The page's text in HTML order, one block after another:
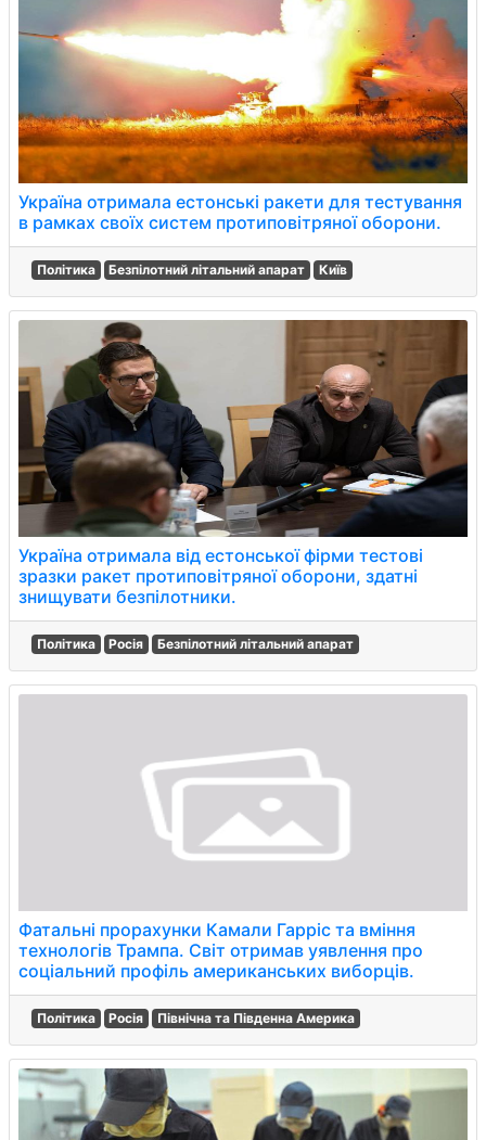
Україна отримала естонські ракети для тестування
в рамках своїх систем протиповітряної оборони.
Політика Безпілотний літальний апарат Київ
Україна отримала від естонської фірми тестові
зразки ракет протиповітряної оборони, здатні
знищувати безпілотники.
Політика Росія Безпілотний літальний апарат
Фатальні прорахунки Камали Гарріс та вміння
технологів Трампа. Світ отримав уявлення про
соціальний профіль американських виборців.
Політика Росія Північна та Південна Америка